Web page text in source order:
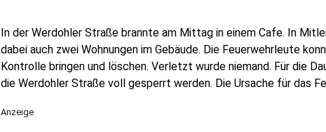
In der Werdohler Straße brannte am Mittag in einem Cafe. In
dabei auch zwei Wohnungen im Gebäude. Die Feuerwehrleute
Kontrolle bringen und löschen. Verletzt wurde niemand. Für die
die Werdohler Straße voll gesperrt werden. Die Ursache für das
Anzeige